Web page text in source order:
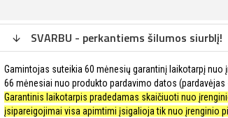
SVARBU - perkantiems šilumos siurblį!
Gamintojas suteikia 60 mėnesių garantinį laikotarpį
66 mėnesiai nuo produkto pardavimo datos (pardavėjas
Garantinis laikotarpis pradedamas skaičiuoti nuo
įsipareigojimai visa apimtimi įsigalioja tik nuo įrenginio